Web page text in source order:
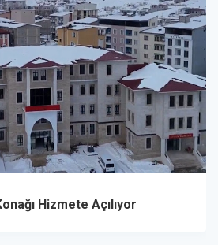
Hizmete Açılıyor